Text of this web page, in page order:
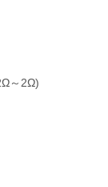
～2Ω)